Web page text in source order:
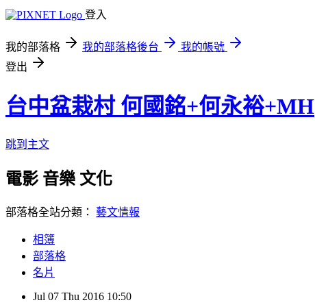
登入
我的部落格 我的部落格後台
我的帳號
登出
台中盆栽村 何國銘+何永裕+MH
跳到主文
電影 音樂 文化
部落格全站分類： 藝文情報
相簿
部落格
名片
Jul 07 Thu 2016 10:50